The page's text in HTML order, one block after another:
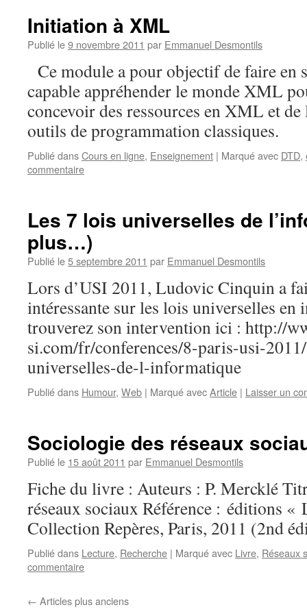
Initiation à XML
Publié le9 novembre 2011 par Emmanuel Desmontils
Ce module a pour objectif de faire en
capable appréhender le monde XML
concevoir des ressources en XML et
outils de programmation classiques.
Publié dansCours en ligne, Enseignement | Marqué avec DTD,
commentaire
Les 7 lois universelles de
plus…)
Publié le5 septembre 2011 par Emmanuel Desmontils
Lors d’USI 2011, Ludovic Cinquin a
intéressante sur les lois universelles
trouverez son intervention ici : http://
si.com/fr/conferences/8-paris-usi-
universelles-de-l-informatique
Publié dans Humour, Web | Marqué avecArticle | Laisser un
Sociologie des réseaux
Publié le 15 août 2011 par Emmanuel Desmontils
Fiche du livre : Auteurs : P. Mercklé
réseaux sociaux Référence : éditions «
Collection Repères, Paris, 2011 (2nd
Publié dans Lecture, Recherche | Marqué avec Livre, Réseaux
commentaire
← Articles plus anciens